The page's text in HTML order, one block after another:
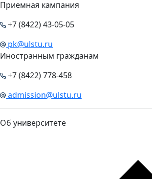
Приемная кампания
+7 (8422) 43-05-05
pk@ulstu.ru
Иностранным гражданам
+7 (8422) 778-458
admission@ulstu.ru
Об университете